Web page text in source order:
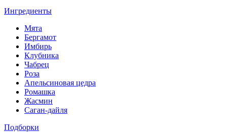
Ингредиенты
Мята
Бергамот
Имбирь
Клубника
Чабрец
Роза
Апельсиновая цедра
Ромашка
Жасмин
Саган-дайля
Подборки